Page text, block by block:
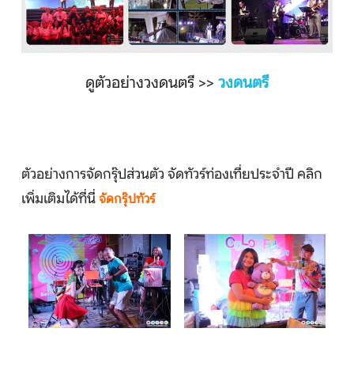
ดูตัวอย่างวงดนตรี >> วงดนตรี
ตัวอย่างการจัดกรุ๊ปส่วนตัว จัดทัวร์ท่องเที่ยประจำปี คลิก
เพิ่มเติมได้ที่นี่ จัดกรุ๊ปทัวร์